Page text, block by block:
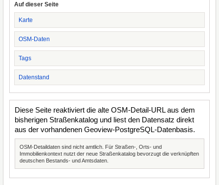
Auf dieser Seite
Karte
OSM-Daten
Tags
Datenstand
Diese Seite reaktiviert die alte OSM-Detail-URL aus dem
bisherigen Straßenkatalog und liest den Datensatz direkt
aus der vorhandenen Geoview-PostgreSQL-Datenbasis.
OSM-Detaildaten sind nicht amtlich. Für Straßen-, Orts- und
Immobilienkontext nutzt der neue Straßenkatalog bevorzugt die verknüpften
deutschen Bestands- und Amtsdaten.